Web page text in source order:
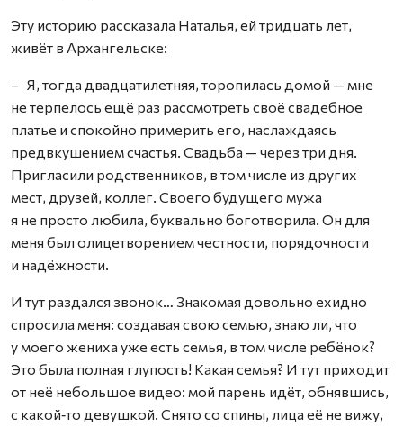
Эту историю рассказала Наталья, ей тридцать лет,
живёт в Архангельске:
– Я, тогда двадцатилетняя, торопилась домой — мне
не терпелось ещё раз рассмотреть своё свадебное
платье и спокойно примерить его, наслаждаясь
предвкушением счастья. Свадьба — через три дня.
Пригласили родственников, в том числе из других
мест, друзей, коллег. Своего будущего мужа
я не просто любила, буквально боготворила. Он для
меня был олицетворением честности, порядочности
и надёжности.
И тут раздался звонок… Знакомая довольно ехидно
спросила меня: создавая свою семью, знаю ли, что
у моего жениха уже есть семья, в том числе ребёнок?
Это была полная глупость! Какая семья? И тут приходит
от неё небольшое видео: мой парень идёт, обнявшись,
с какой‑то девушкой. Снято со спины, лица её не вижу,